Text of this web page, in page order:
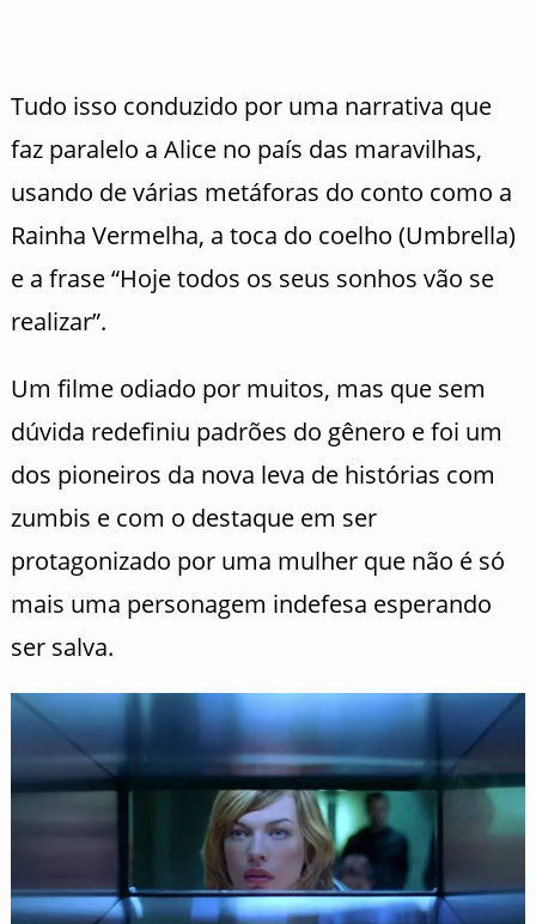
Tudo isso conduzido por uma narrativa que
faz paralelo a Alice no país das maravilhas,
usando de várias metáforas do conto como a
Rainha Vermelha, a toca do coelho (Umbrella)
e a frase “Hoje todos os seus sonhos vão se
realizar”.
Um filme odiado por muitos, mas que sem
dúvida redefiniu padrões do gênero e foi um
dos pioneiros da nova leva de histórias com
zumbis e com o destaque em ser
protagonizado por uma mulher que não é só
mais uma personagem indefesa esperando
ser salva.